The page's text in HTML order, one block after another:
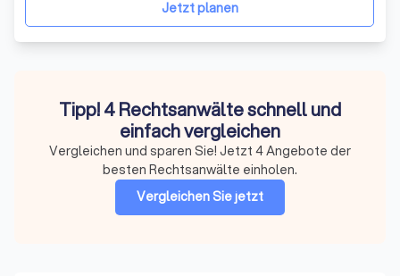
Jetzt planen
Tipp! 4 Rechtsanwälte schnell und
einfach vergleichen
Vergleichen und sparen Sie! Jetzt 4 Angebote der
besten Rechtsanwälte einholen.
Vergleichen Sie jetzt